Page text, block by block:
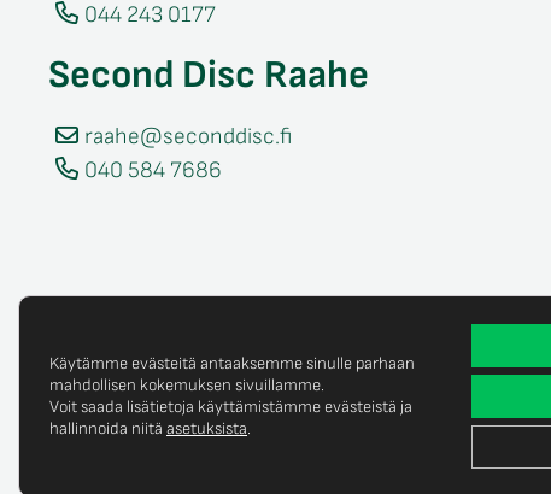
044 243 0177
Second Disc Raahe
raahe@seconddisc.fi
040 584 7686
© Copyright 2025 Second Disc Oy Tietosuojaseloste
Käytämme evästeitä antaaksemme sinulle parhaan
mahdollisen kokemuksen sivuillamme.
Voit saada lisätietoja käyttämistämme evästeistä ja
hallinnoida niitä asetuksista.